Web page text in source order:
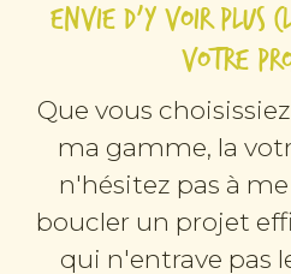
Envie d'y voir plus
votre
Que vous
ma gamme, la
n'hésitez pas à
boucler un projet
qui n'entrave pas